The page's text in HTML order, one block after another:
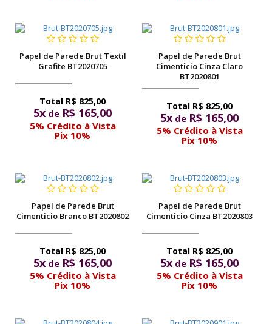
Papel de Parede Brut Textil
Grafite BT2020705
R$ 825,00
5x de R$ 165,00
5% Crédito à Vista
Pix 10%
Papel de Parede Brut
Cimenticio Cinza Claro
BT2020801
R$ 825,00
5x de R$ 165,00
5% Crédito à Vista
Pix 10%
Papel de Parede Brut
Cimenticio Branco BT2020802
R$ 825,00
5x de R$ 165,00
5% Crédito à Vista
Pix 10%
Papel de Parede Brut
Cimenticio Cinza BT2020803
R$ 825,00
5x de R$ 165,00
5% Crédito à Vista
Pix 10%